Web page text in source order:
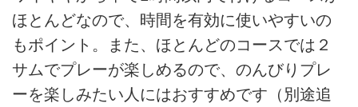
ほとんどなので、時間を有効に使いやすいの
もポイント。また、ほとんどのコースでは２
サムでプレーが楽しめるので、のんびりプレ
ーを楽しみたい人にはおすすめです（別途追